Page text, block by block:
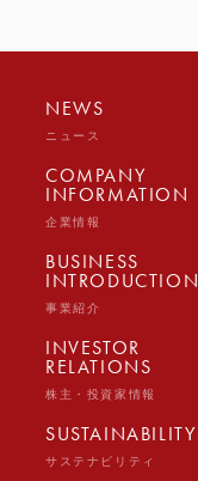
NEWS
ニュース
COMPANY
INFORMATION
企業情報
BUSINESS
INTRODUCTION
事業紹介
INVESTOR
RELATIONS
株主・投資家情報
SUSTAINABILITY
サステナビリティ